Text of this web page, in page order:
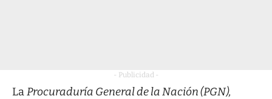
- Publicidad -
LaProcuraduría General de la Nación (PGN),